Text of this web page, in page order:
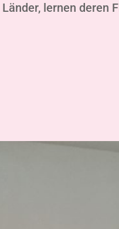
lernen deren